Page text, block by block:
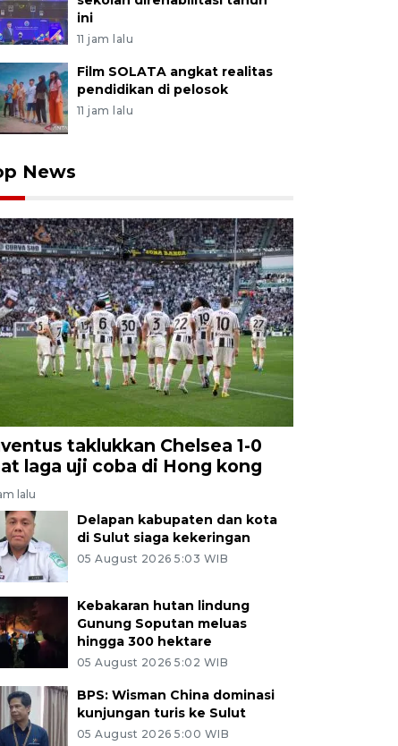
ini
11 jam lalu
Film SOLATA angkat realitas
pendidikan di pelosok
11 jam lalu
News
taklukkan Chelsea 1-0
laga uji coba di Hong kong
lalu
Delapan kabupaten dan kota
di Sulut siaga kekeringan
05 August 2026 5:03 WIB
Kebakaran hutan lindung
Gunung Soputan meluas
hingga 300 hektare
05 August 2026 5:02 WIB
BPS: Wisman China dominasi
kunjungan turis ke Sulut
05 August 2026 5:00 WIB